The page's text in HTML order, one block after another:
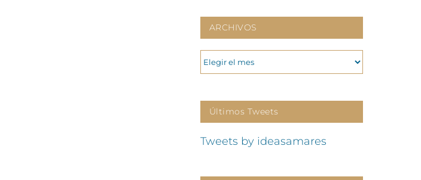
ARCHIVOS
ARCHIVOS
Últimos Tweets
Tweets by ideasamares